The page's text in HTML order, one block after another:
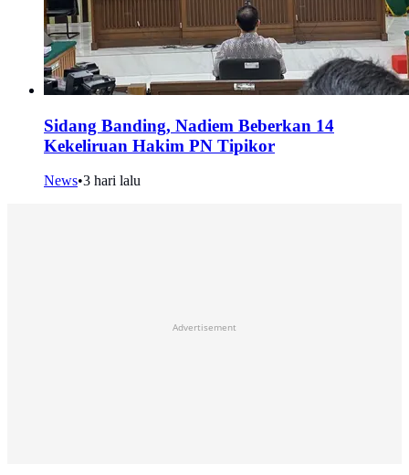
Sidang Banding, Nadiem Beberkan 14
Kekeliruan Hakim PN Tipikor
News•3 hari lalu
Advertisement